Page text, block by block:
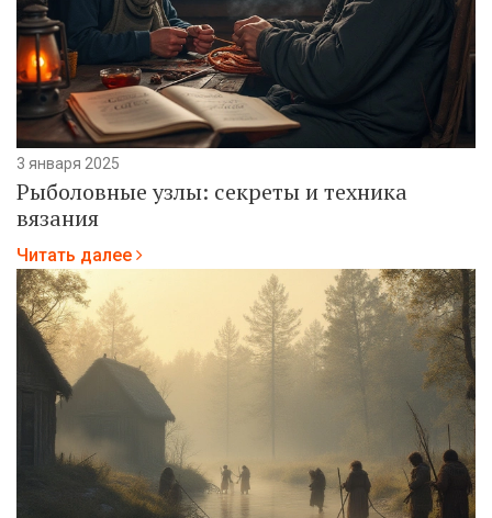
3 января 2025
Рыболовные узлы: секреты и техника
вязания
Читать далее